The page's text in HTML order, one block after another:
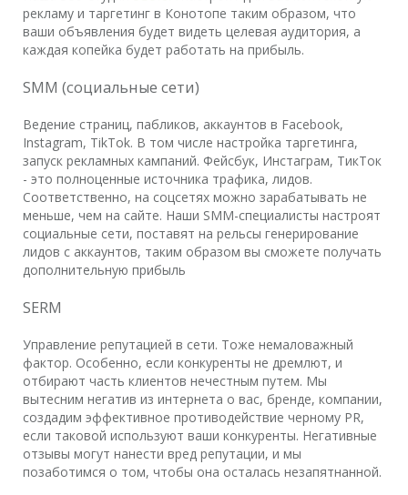
рекламу и таргетинг в Конотопе таким образом, что
ваши объявления будет видеть целевая аудитория, а
каждая копейка будет работать на прибыль.
SMM (социальные сети)
Ведение страниц, пабликов, аккаунтов в Facebook,
Instagram, TikTok. В том числе настройка таргетинга,
запуск рекламных кампаний. Фейсбук, Инстаграм, ТикТок
- это полноценные источника трафика, лидов.
Соответственно, на соцсетях можно зарабатывать не
меньше, чем на сайте. Наши SMM-специалисты настроят
социальные сети, поставят на рельсы генерирование
лидов с аккаунтов, таким образом вы сможете получать
дополнительную прибыль
SERM
Управление репутацией в сети. Тоже немаловажный
фактор. Особенно, если конкуренты не дремлют, и
отбирают часть клиентов нечестным путем. Мы
вытесним негатив из интернета о вас, бренде, компании,
создадим эффективное противодействие черному PR,
если таковой используют ваши конкуренты. Негативные
отзывы могут нанести вред репутации, и мы
позаботимся о том, чтобы она осталась незапятнанной.